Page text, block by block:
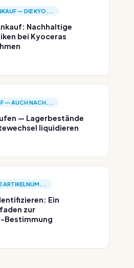
— DIE KYO...
Nachhaltige
bei Kyoceras
— AUCH NACH...
— Lagerbestände
liquidieren
ARTIKELNUM...
Ein
zur
Bestimmung